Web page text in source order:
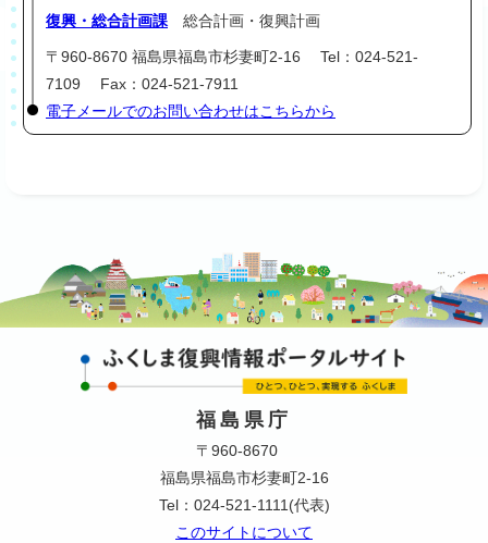
復興・総合計画課 総合計画・復興計画
〒960-8670 福島県福島市杉妻町2-16 Tel：024-521-
7109 Fax：024-521-7911
電子メールでのお問い合わせはこちらから
福島県庁
〒960-8670
福島県福島市杉妻町2-16
Tel：024-521-1111(代表)
このサイトについて